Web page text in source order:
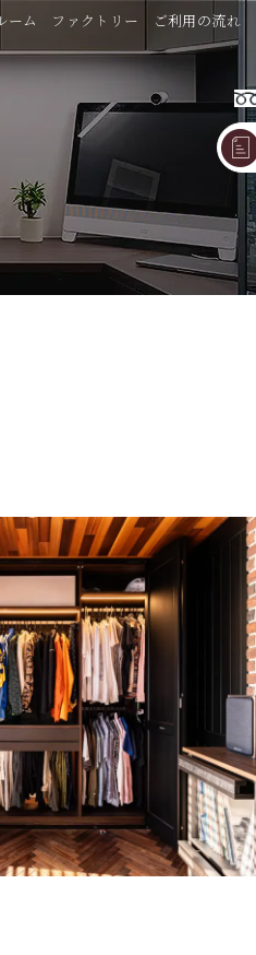
ーム ファクトリー ご利用の流れ